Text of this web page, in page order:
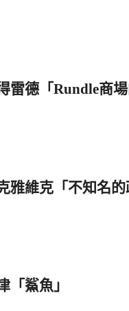
雷德「Rundle商場
雅維克「不知名的
「鯊魚」